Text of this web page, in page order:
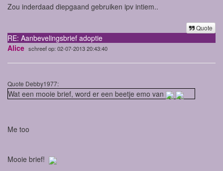
Zou inderdaad diepgaand gebruiken ipv intiem..
Quote
RE: Aanbevelingsbrief adoptie
Alice schreef op: 02-07-2013 20:43:40
Quote Debby1977:
Wat een mooie brief, word er een beetje emo van
Me too
Mooie brief!